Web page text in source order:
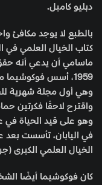
دبليو كامبل.
بالطبع لا يوجد مكافئ
كتاب الخيال العلمي في
ماسامي أن يدعي أنه
1959، أسس
وهي أول مجلة شهرية
واقترح لاحقًا فكرتين
في اليابان، تأسست
الخيال العلمي الكبرى
كان فوكوشيما أيضًا